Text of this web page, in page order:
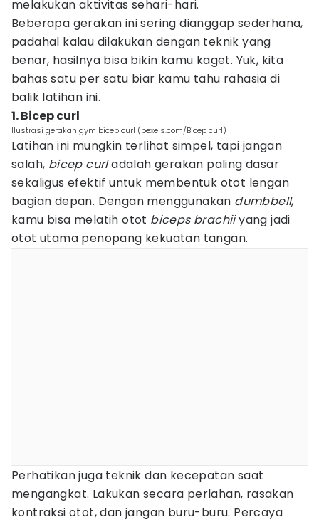
melakukan aktivitas sehari-hari.
Beberapa gerakan ini sering dianggap sederhana,
padahal kalau dilakukan dengan teknik yang
benar, hasilnya bisa bikin kamu kaget. Yuk, kita
bahas satu per satu biar kamu tahu rahasia di
balik latihan ini.
1. Bicep curl
Ilustrasi gerakan gym bicep curl (pexels.com/Bicep curl)
Latihan ini mungkin terlihat simpel, tapi jangan
salah, bicep curladalah gerakan paling dasar
sekaligus efektif untuk membentuk otot lengan
bagian depan. Dengan menggunakan dumbbell,
kamu bisa melatih otot biceps brachiiyang jadi
otot utama penopang kekuatan tangan.
Perhatikan juga teknik dan kecepatan saat
mengangkat. Lakukan secara perlahan, rasakan
kontraksi otot, dan jangan buru-buru. Percaya